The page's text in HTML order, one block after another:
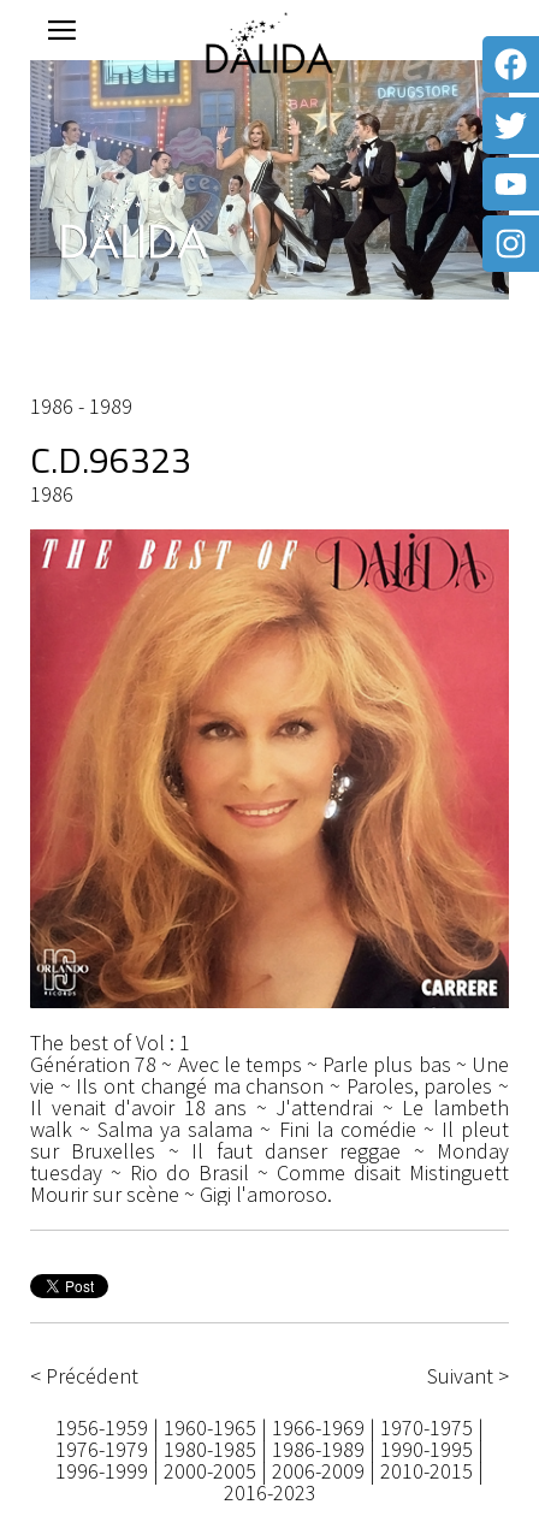
1986 - 1989
C.D.96323
1986
The best of Vol : 1
Génération 78 ~ Avec le temps ~ Parle plus bas ~ Une
vie ~ Ils ont changé ma chanson ~ Paroles, paroles ~
Il venait d'avoir 18 ans ~ J'attendrai ~ Le lambeth
walk ~ Salma ya salama ~ Fini la comédie ~ Il pleut
sur Bruxelles ~ Il faut danser reggae ~ Monday
tuesday ~ Rio do Brasil ~ Comme disait Mistinguett
Mourir sur scène ~ Gigi l'amoroso.
< Précédent
Suivant >
1956-1959 | 1960-1965 | 1966-1969 | 1970-1975 |
1976-1979 1980-1985 1986-1989 1990-1995
1996-1999 2000-2005 2006-2009 2010-2015
2016-2023